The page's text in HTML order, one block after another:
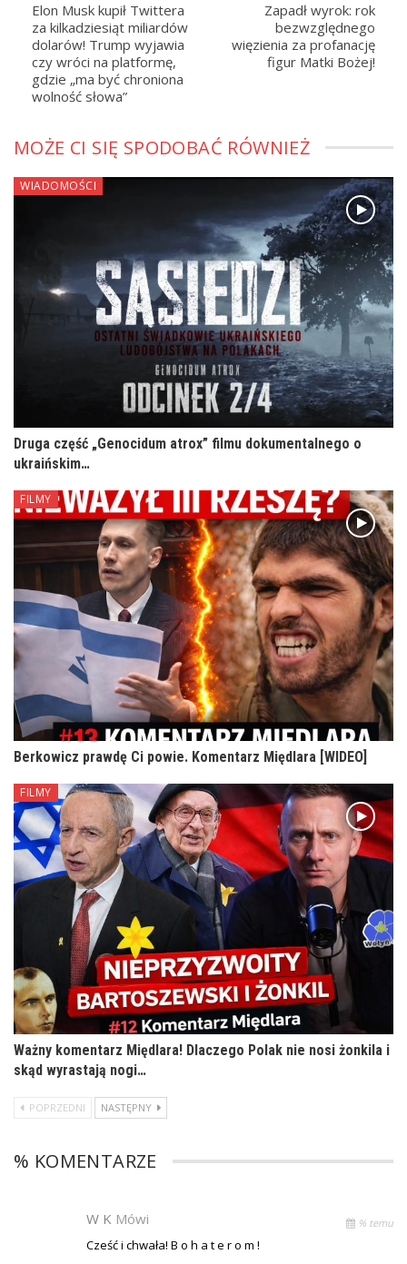
Elon Musk kupił Twittera
za kilkadziesiąt miliardów
dolarów! Trump wyjawia
czy wróci na platformę,
gdzie „ma być chroniona
wolność słowa”
Zapadł wyrok: rok
bezwzględnego
więzienia za profanację
figur Matki Bożej!
MOŻE CI SIĘ SPODOBAĆ RÓWNIEŻ
WIADOMOŚCI
Druga część „Genocidum atrox” filmu dokumentalnego o
ukraińskim…
FILMY
Berkowicz prawdę Ci powie. Komentarz Międlara [WIDEO]
FILMY
Ważny komentarz Międlara! Dlaczego Polak nie nosi żonkila i
skąd wyrastają nogi…
POPRZEDNI NASTĘPNY
% KOMENTARZE
W K Mówi % temu
Cześć i chwała! B o h a t e r o m !